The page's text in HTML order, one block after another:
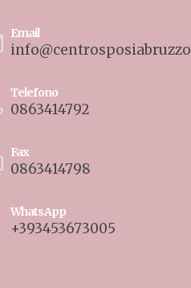
Email
Telefono
0863414792
Fax
0863414798
WhatsApp
+393453673005